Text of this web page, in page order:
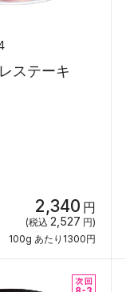
ステーキ
2,340 円
(税込 2,527 円)
100g あたり1300円